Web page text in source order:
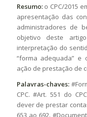
Resumo:o CPC/2015
apresentação das
administradores de
objetivo deste
interpretação do
“forma adequada”
ação de prestação de
Palavras-chaves:
CPC. #Art. 551 do
dever de prestar
653 ao 692.